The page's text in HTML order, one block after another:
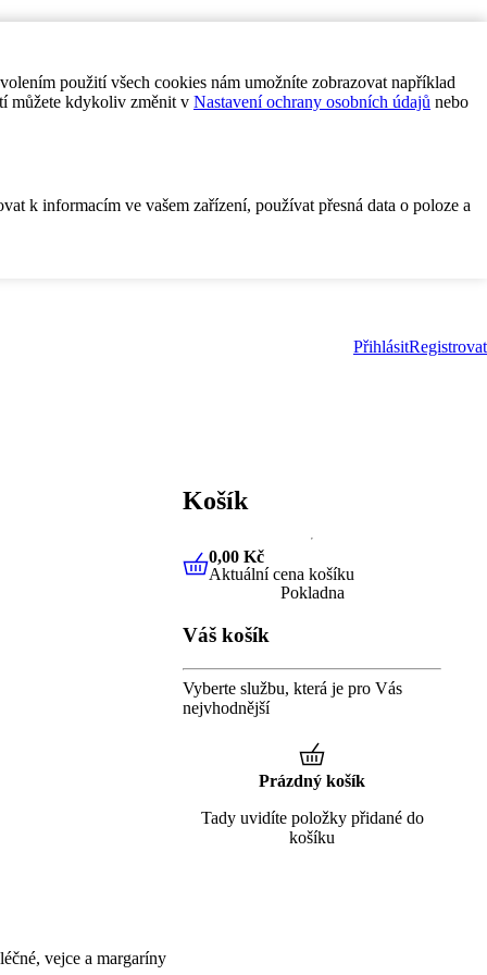
použití všech cookies nám umožníte zobrazovat například
můžete kdykoliv změnit v Nastavení ochrany osobních údajů nebo
k informacím ve vašem zařízení, používat přesná data o poloze a
PřihlásitRegistrovat
vejce a margaríny
Košík
0,00 KčAktuální cena košíku
0,00 Kč
Aktuální cena košíku
Pokladna
Váš košík
Vyberte službu, která je pro Vás
nejvhodnější
Prázdný košík
Tady uvidíte položky přidané do
košíku